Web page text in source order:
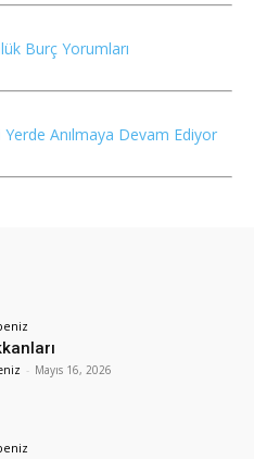
Burç Yorumları
Yerde Anılmaya Devam Ediyor
- Mayıs 16, 2026